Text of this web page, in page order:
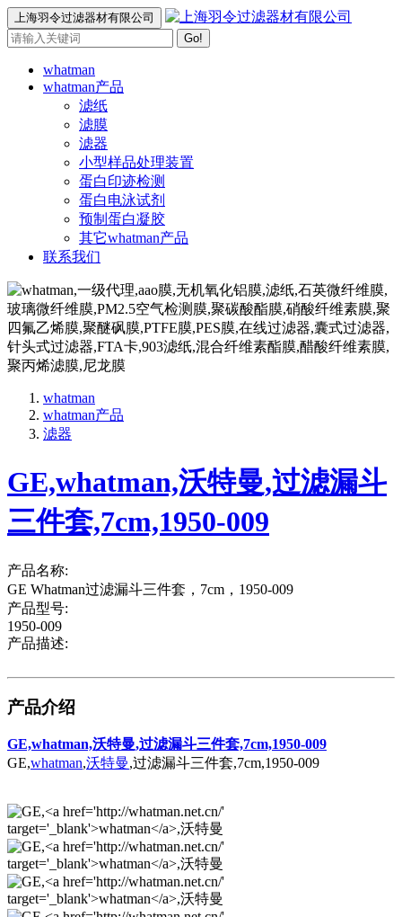
上海羽令过滤器材有限公司
Go!
whatman
whatman产品
滤纸
滤膜
滤器
小型样品处理装置
蛋白印迹检测
蛋白电泳试剂
预制蛋白凝胶
其它whatman产品
联系我们
whatman
whatman产品
滤器
GE,whatman,沃特曼,过滤漏斗
三件套,7cm,1950-009
产品名称:
GE Whatman过滤漏斗三件套，7cm，1950-009
产品型号:
1950-009
产品描述:
产品介绍
GE,whatman,沃特曼,过滤漏斗三件套,7cm,1950-009
GE,whatman,沃特曼,过滤漏斗三件套,7cm,1950-009